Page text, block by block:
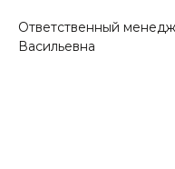
Ответственный
Васильевна